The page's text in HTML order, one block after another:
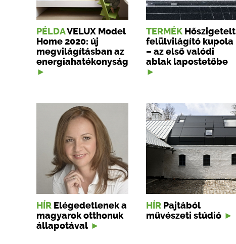
PÉLDAVELUX Model
Home 2020: új
megvilágításban az
energiahatékonyság
TERMÉK Hőszigetelt
felülvilágító kupola
– az első valódi
ablak lapostetőbe
HÍR Elégedetlenek a
magyarok otthonuk
állapotával
HÍR Pajtából
művészeti stúdió